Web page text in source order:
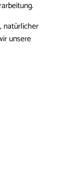
natürlicher
unsere